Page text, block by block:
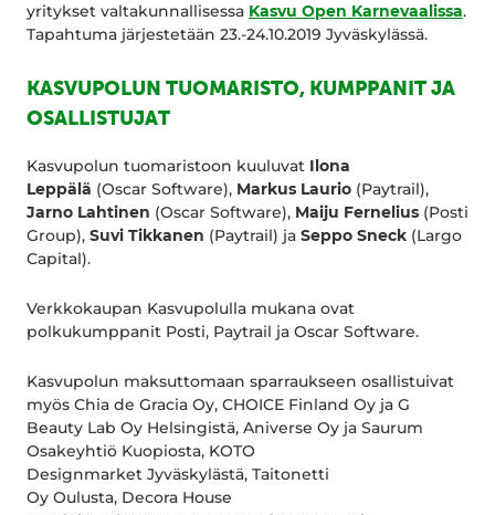
yritykset valtakunnallisessa Kasvu Open Karnevaalissa.
Tapahtuma järjestetään 23.-24.10.2019 Jyväskylässä.
KASVUPOLUN TUOMARISTO, KUMPPANIT JA
OSALLISTUJAT
Kasvupolun tuomaristoon kuuluvat Ilona
Leppälä (Oscar Software), Markus Laurio (Paytrail),
Jarno Lahtinen (Oscar Software), Maiju Fernelius (Posti
Group), Suvi Tikkanen (Paytrail) ja Seppo Sneck (Largo
Capital).
Verkkokaupan Kasvupolulla mukana ovat
polkukumppanit Posti, Paytrail ja Oscar Software.
Kasvupolun maksuttomaan sparraukseen osallistuivat
myös Chia de Gracia Oy, CHOICE Finland Oy ja G
Beauty Lab Oy Helsingistä, Aniverse Oy ja Saurum
Osakeyhtiö Kuopiosta, KOTO
Designmarket Jyväskylästä, Taitonetti
Oy Oulusta, Decora House